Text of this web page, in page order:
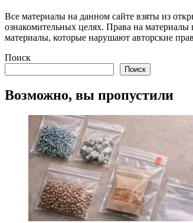
Все материалы на данном сайте взяты из
ознакомительных целях. Права на
материалы, которые нарушают авторские
Поиск
Поиск
Возможно, вы пропустили